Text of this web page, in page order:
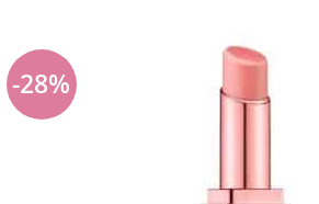
-28%